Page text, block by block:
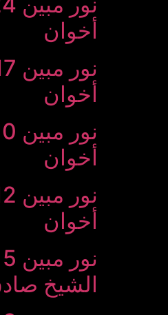
أخوان
أخوان
أخوان
أخوان
الشیخ